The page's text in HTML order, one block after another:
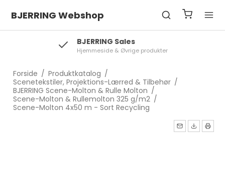
BJERRING Webshop
BJERRING Sales
Hjemmeside & Øvrige produkter
Forside / Produktkatalog /
Scenetekstiler, Projektions-Lærred & Tilbehør /
BJERRING Scene-Molton & Rulle Molton /
Scene-Molton & Rullemolton 325 g/m2 /
Scene-Molton 4x50 m - Sort Recycling